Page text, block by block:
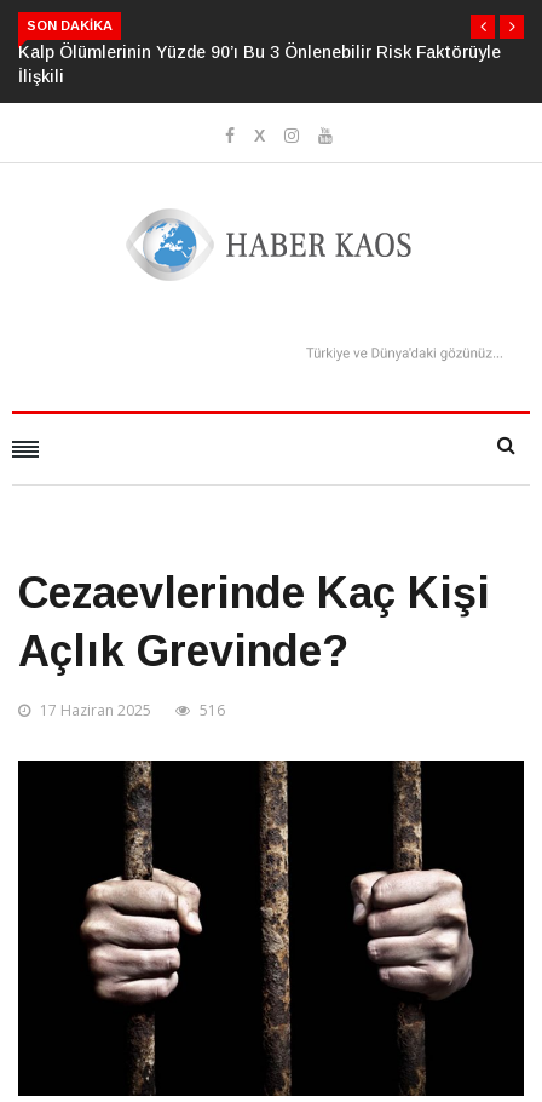
SON DAKIKA
Psikolojide Yeni Dönem: Zihinsel Çöküş Riskini Ölçen Model
Geliştirildi
Cezaevlerinde Kaç Kişi
Açlık Grevinde?
17 Haziran 2025 516